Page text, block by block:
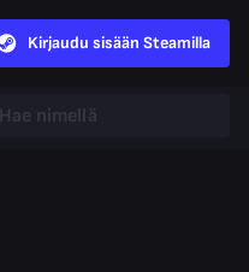
Kirjaudu sisään Steamilla
Gloves Heavy